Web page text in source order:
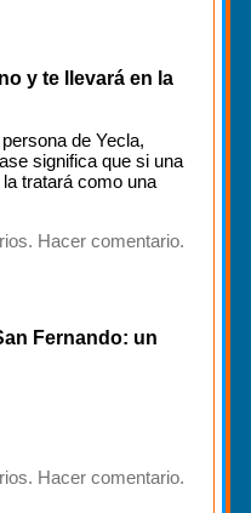
y te llevará en la
de Yecla,
significa que si una
tratará como una
Hacer comentario.
Fernando: un
Hacer comentario.